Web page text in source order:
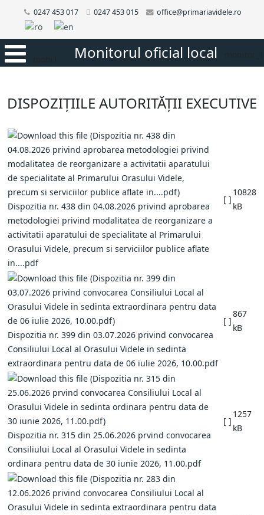
0247 453 017 0247 453 015 office@primariavidele.ro
Monitorul oficial local
DISPOZIȚIILE AUTORITĂȚII EXECUTIVE
Dispozitia nr. 438 din 04.08.2026 privind aprobarea
metodologiei privind modalitatea de reorganizare a
activitatii aparatului de specialitate al Primarului
Orasului Videle, precum si serviciilor publice aflate
in....pdf
[ ]
10828
kB
Dispozitia nr. 399 din 03.07.2026 privind convocarea
Consiliului Local al Orasului Videle in sedinta
extraordinara pentru data de 06 iulie 2026, 10.00.pdf
[ ]
867
kB
Dispozitia nr. 315 din 25.06.2026 prvind convocarea
Consiliului Local al Orasului Videle in sedinta
ordinara pentru data de 30 iunie 2026, 11.00.pdf
[ ]
1257
kB